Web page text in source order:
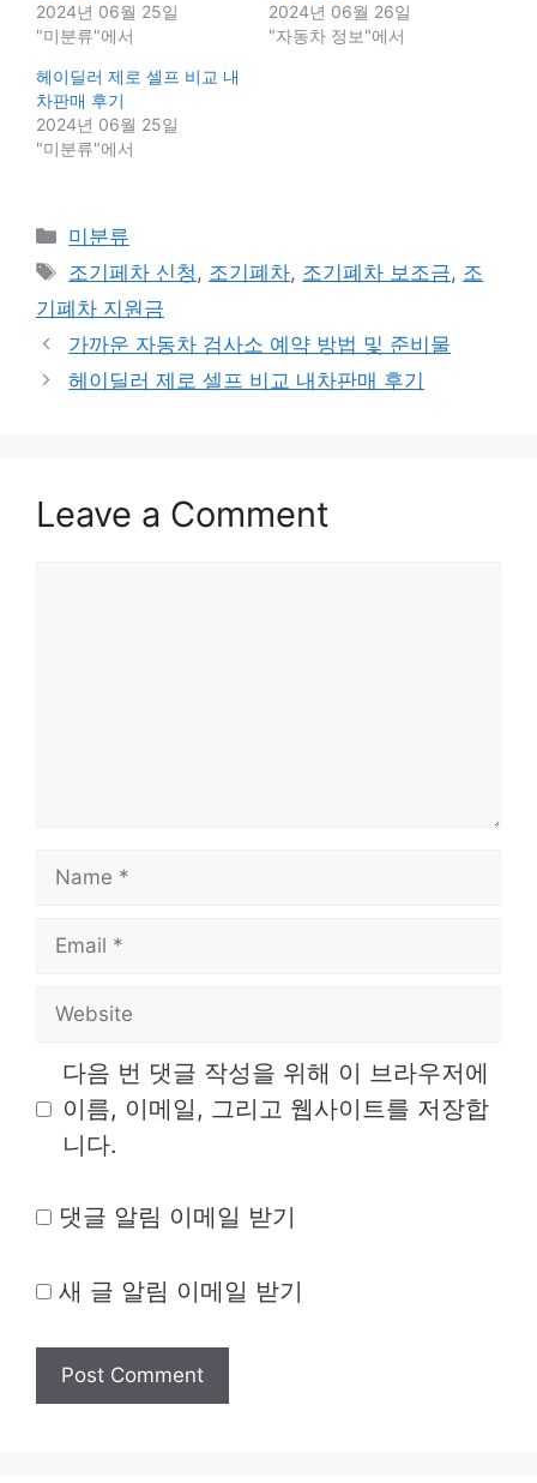
2024년 06월 25일
"미분류"에서
2024년 06월 26일
"자동차 정보"에서
헤이딜러 제로 셀프 비교 내
차판매 후기
2024년 06월 25일
"미분류"에서
Categories
미분류
Tags
조기페차 신청, 조기폐차, 조기폐차 보조금, 조
기폐차 지원금
가까운 자동차 검사소 예약 방법 및 준비물
헤이딜러 제로 셀프 비교 내차판매 후기
Leave a Comment
Name
Email
Website
다음 번 댓글 작성을 위해 이 브라우저에
이름, 이메일, 그리고 웹사이트를 저장합
니다.
댓글 알림 이메일 받기
새 글 알림 이메일 받기